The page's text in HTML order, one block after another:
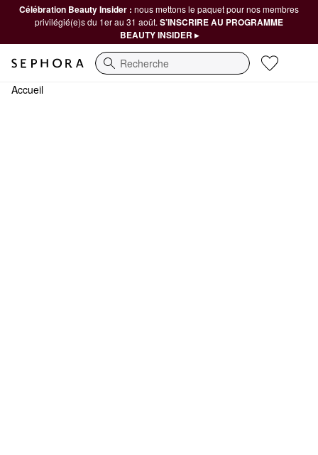
Célébration Beauty Insider : nous mettons le paquet pour nos membres
privilégié(e)s du 1er au 31 août. S’INSCRIRE AU PROGRAMME
BEAUTY INSIDER ▸
Recherche
Accueil